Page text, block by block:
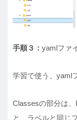
手順３： yamlファ
学習で使う、yaml
Classesの部分は
と、ラベルと同じ